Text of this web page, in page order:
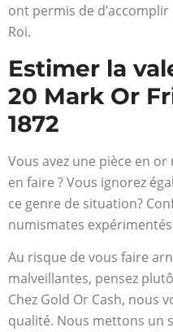
ont permis de
Roi.
Estimer la
20 Mark Or
1872
Vous avez une pièce en
en faire ? Vous ignorez
ce genre de situation?
numismates
Au risque de vous faire
malveillantes, pensez
Chez Gold Or Cash, nous
qualité. Nous mettons un